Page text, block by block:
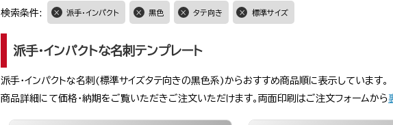
検索条件: 派手・インパクト 黒色 タテ向き 標準サイズ
派手・インパクトな名刺テンプレート
派手・インパクトな名刺(標準サイズタテ向きの黒色系)からおすすめ商品順に表示しています。
商品詳細にて価格・納期をご覧いただきご注文いただけます。両面印刷はご注文フォームから